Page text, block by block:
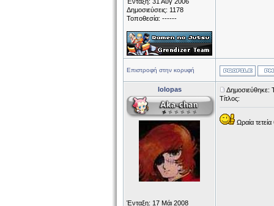
Δημοσιεύσεις: 1178
Τοποθεσία: ------
Επιστροφή στην κορυφή
lolopas
Ένταξη: 17 Μάι 2008
Δημοσιεύθηκε:
Τίτλος:
Ωραία